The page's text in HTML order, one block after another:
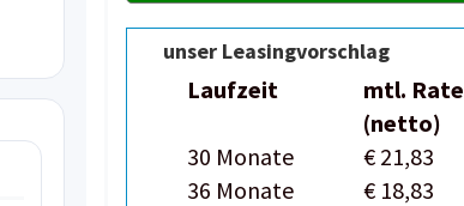
unser Leasingvorschlag
Laufzeit
mtl. Rate
(netto)
30 Monate
€ 21,83
36 Monate
€ 18,83